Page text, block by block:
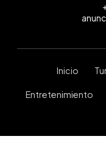
Inicio
Entretenimiento